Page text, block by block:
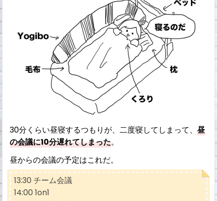
30分くらい昼寝するつもりが、二度寝してしまって、昼
の会議に10分遅れてしまった。
昼からの会議の予定はこれだ。
13:30 チーム会議
14:00 1on1